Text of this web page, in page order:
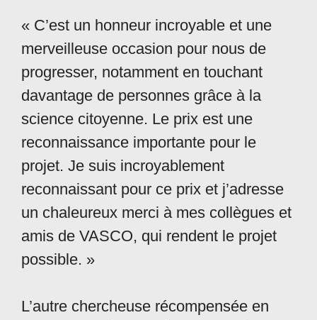
« C’est un honneur incroyable et une
merveilleuse occasion pour nous de
progresser, notamment en touchant
davantage de personnes grâce à la
science citoyenne. Le prix est une
reconnaissance importante pour le
projet. Je suis incroyablement
reconnaissant pour ce prix et j’adresse
un chaleureux merci à mes collègues et
amis de VASCO, qui rendent le projet
possible. »
L’autre chercheuse récompensée en